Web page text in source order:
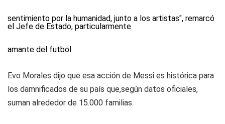
sentimiento por la humanidad, junto a los artistas", remarcó
el Jefe de Estado, particularmente
amante del futbol.
Evo Morales dijo que esa acción de Messi es histórica para
los damnificados de su país que,según datos oficiales,
suman alrededor de 15.000 familias.